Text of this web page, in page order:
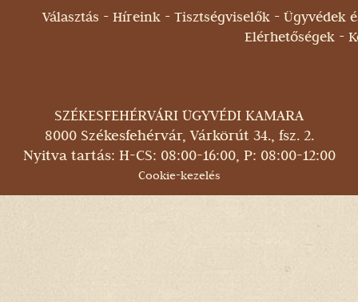
Választás Híreink Tisztségviselők
Ügyvédek
Elérhetőségek
SZÉKESFEHÉRVÁRI ÜGYVÉDI KAMARA
8000 Székesfehérvár, Várkörút 34., fsz. 2.
Nyitva tartás: H-CS: 08:00-16:00, P: 08:00-12:00
Cookie-kezelés